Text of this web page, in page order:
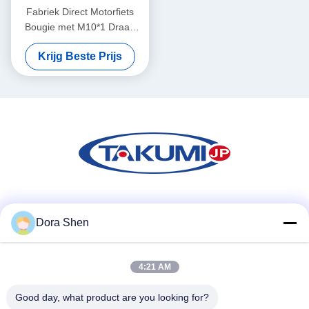
Fabriek Direct Motorfiets
Bougie met M10*1 Draad
12,7 mm Bereik en 16 mm
Zeskant voor Groothandel
Krijg Beste Prijs
Snel contact
Tel.
Dora Shen
4:21 AM
Good day, what product are you looking for?